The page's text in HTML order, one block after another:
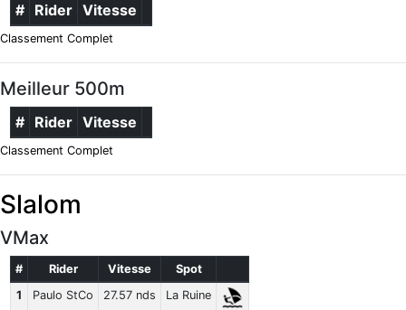
# Rider Vitesse
Classement Complet
Meilleur 500m
# Rider Vitesse
Classement Complet
Slalom
VMax
# Rider Vitesse
Spot
1
Paulo StCo 27.57 nds La Ruine